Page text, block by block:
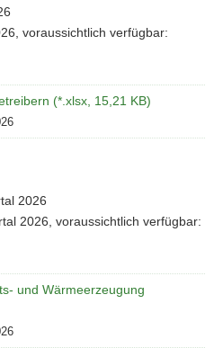
voraussichtlich verfügbar:
(*.xlsx, 15,21 KB)
2026
2026, voraussichtlich verfügbar:
und Wärmeerzeugung